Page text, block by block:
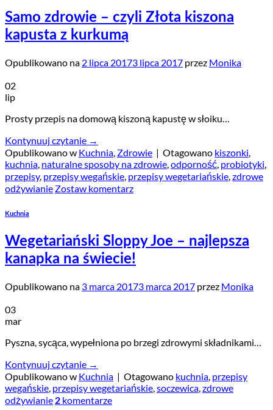
Samo zdrowie – czyli Złota kiszona
kapusta z kurkumą
Opublikowano na 2 lipca 20173 lipca 2017 przez Monika
02
lip
Prosty przepis na domową kiszoną kapustę w słoiku…
Kontynuuj czytanie →
Opublikowano w Kuchnia, Zdrowie | Otagowano kiszonki,
kuchnia, naturalne sposoby na zdrowie,odporność, probiotyki,
przepisy, przepisy wegańskie, przepisy wegetariańskie,zdrowe
odżywianie Zostaw komentarz
Kuchnia
Wegetariański Sloppy Joe – najlepsza
kanapka na świecie!
Opublikowano na 3 marca 20173 marca 2017 przez Monika
03
mar
Pyszna, sycąca, wypełniona po brzegi zdrowymi składnikami…
Kontynuuj czytanie →
Opublikowano w Kuchnia | Otagowano kuchnia przepisy
wegańskie przepisy wegetariańskie soczewica zdrowe
odżywianie 2 komentarze